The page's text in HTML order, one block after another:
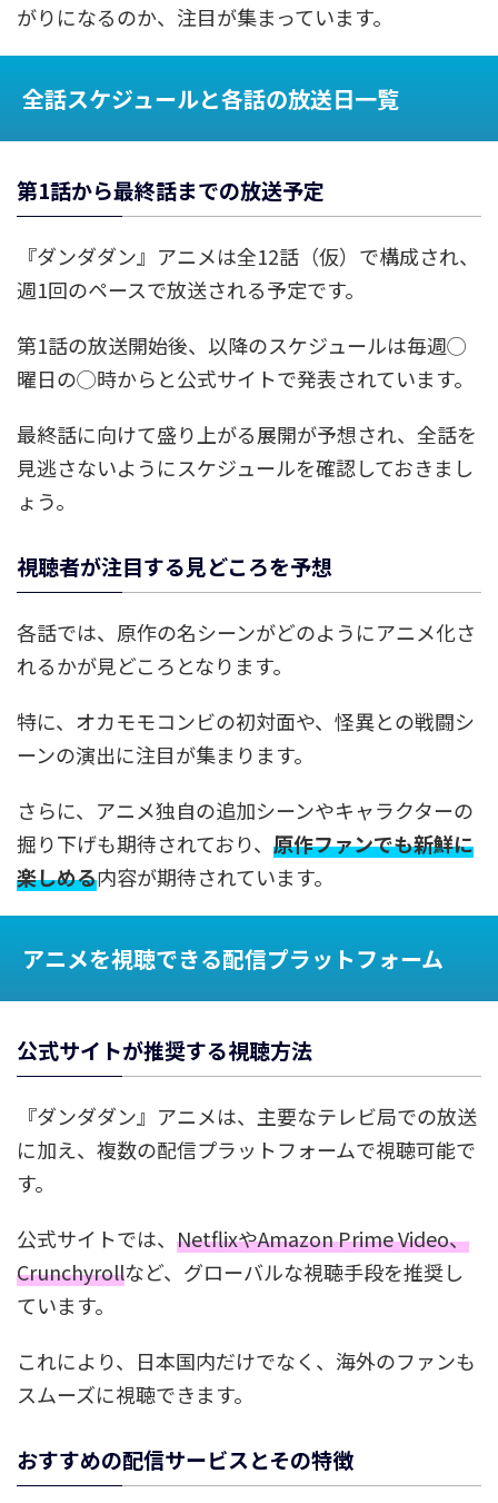
がりになるのか、注目が集まっています。
全話スケジュールと各話の放送日一覧
第1話から最終話までの放送予定
『ダンダダン』アニメは全12話（仮）で構成され、
週1回のペースで放送される予定です。
第1話の放送開始後、以降のスケジュールは毎週◯
曜日の◯時からと公式サイトで発表されています。
最終話に向けて盛り上がる展開が予想され、全話を
見逃さないようにスケジュールを確認しておきまし
ょう。
視聴者が注目する見どころを予想
各話では、原作の名シーンがどのようにアニメ化さ
れるかが見どころとなります。
特に、オカモモコンビの初対面や、怪異との戦闘シ
ーンの演出に注目が集まります。
さらに、アニメ独自の追加シーンやキャラクターの
掘り下げも期待されており、 原作ファンでも新鮮に
楽しめる内容が期待されています。
アニメを視聴できる配信プラットフォーム
公式サイトが推奨する視聴方法
『ダンダダン』アニメは、主要なテレビ局での放送
に加え、複数の配信プラットフォームで視聴可能で
す。
公式サイトでは、 NetflixやAmazon Prime Video、
Crunchyrollなど、グローバルな視聴手段を推奨し
ています。
これにより、日本国内だけでなく、海外のファンも
スムーズに視聴できます。
おすすめの配信サービスとその特徴